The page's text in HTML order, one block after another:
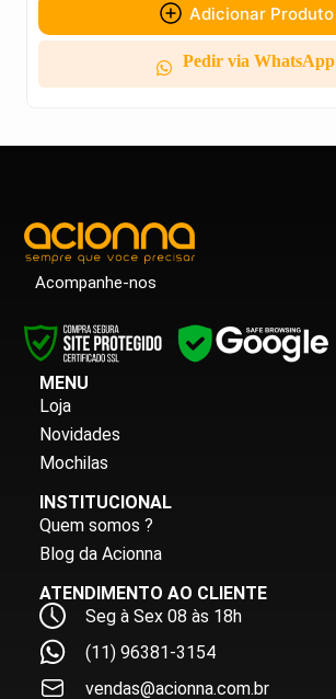
Adicionar Produto
Pedir via WhatsApp
Acompanhe-nos
MENU
Loja
Novidades
Mochilas
INSTITUCIONAL
Quem somos ?
Blog da Acionna
ATENDIMENTO AO CLIENTE
Seg à Sex 08 às 18h
(11) 96381-3154
vendas@acionna.com.br